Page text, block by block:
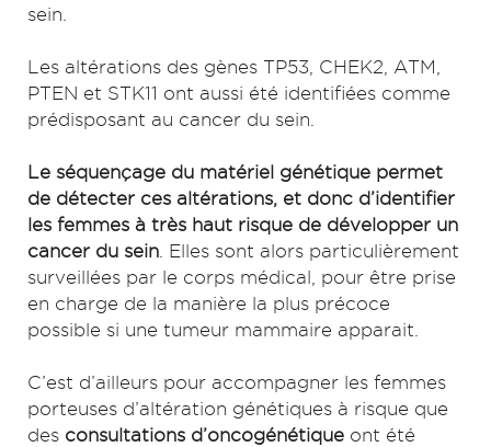
sein.
Les altérations des gènes TP53, CHEK2, ATM,
PTEN et STK11 ont aussi été identifiées comme
prédisposant au cancer du sein.
Le séquençage du matériel génétique permet
de détecter ces altérations, et donc d’identifier
les femmes à très haut risque de développer un
cancer du sein . Elles sont alors particulièrement
surveillées par le corps médical, pour être prise
en charge de la manière la plus précoce
possible si une tumeur mammaire apparait.
C’est d’ailleurs pour accompagner les femmes
porteuses d’altération génétiques à risque que
des consultations d’oncogénétique ont été